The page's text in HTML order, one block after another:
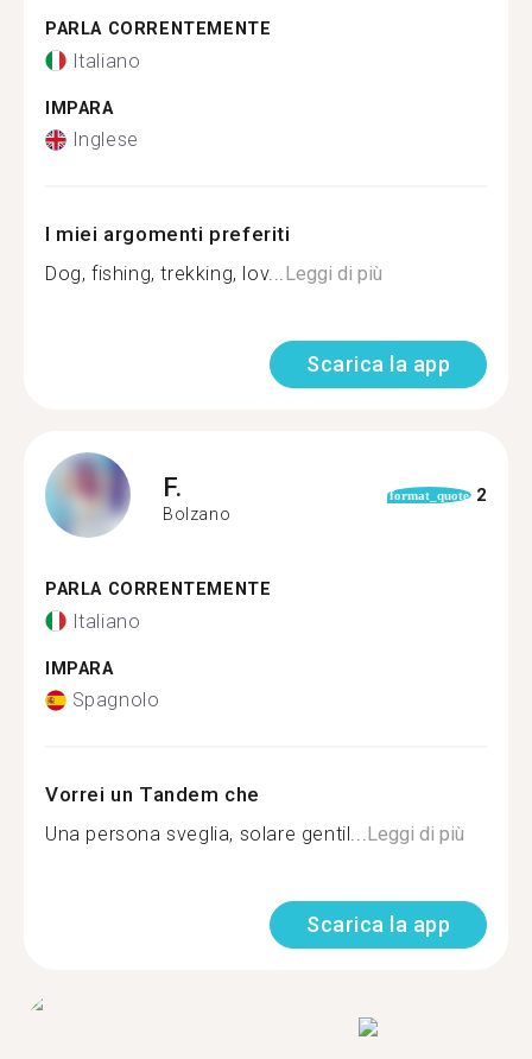
PARLA CORRENTEMENTE
Italiano
IMPARA
Inglese
I miei argomenti preferiti
Dog, fishing, trekking, lov...Leggi di più
Scarica la app
F.
Bolzano
format_quote 2
PARLA CORRENTEMENTE
Italiano
IMPARA
Spagnolo
Vorrei un Tandem che
Una persona sveglia, solare gentil...Leggi di più
Scarica la app